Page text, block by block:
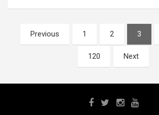
Paginação
dos
Previous 1 2 3
120 Next